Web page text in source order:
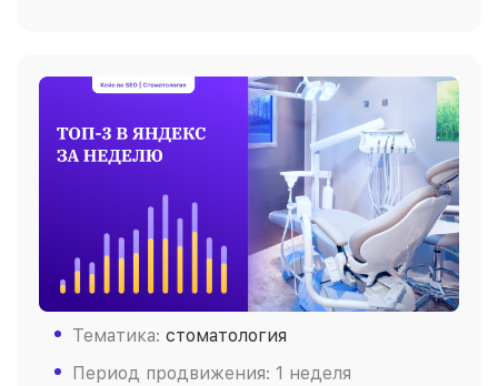
Тематика: стоматология
Период продвижения: 1 неделя